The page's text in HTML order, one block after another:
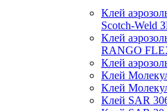
Клей
Scotch-Weld
Клей
RANGO
Клей
Клей
Клей
Клей SAR